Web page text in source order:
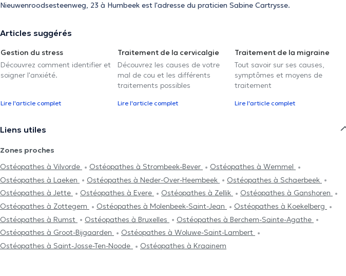
Nieuwenroodsesteenweg, 23 à Humbeek est l'adresse du praticien Sabine Cartrysse.
Articles suggérés
Gestion du stress
Découvrez comment identifier et
soigner l'anxiété.
Lire l'article complet
Traitement de la cervicalgie
Découvrez les causes de votre
mal de cou et les différents
traitements possibles
Lire l'article complet
Traitement de la migraine
Tout savoir sur ses causes,
symptômes et moyens de
traitement
Lire l'article complet
Liens utiles
Zones proches
Ostéopathes à Vilvorde
Ostéopathes à Strombeek-Bever
Ostéopathes à Wemmel
Ostéopathes à Laeken
Ostéopathes à Neder-Over-Heembeek
Ostéopathes à Schaerbeek
Ostéopathes à Jette
Ostéopathes à Evere Ostéopathes à Zellik
Ostéopathes à Ganshoren
Ostéopathes à Zottegem
Ostéopathes à Molenbeek-Saint-Jean
Ostéopathes à Koekelberg
Ostéopathes à Rumst
Ostéopathes à Bruxelles
Ostéopathes à Berchem-Sainte-Agathe
Ostéopathes à Groot-Bijgaarden
Ostéopathes à Woluwe-Saint-Lambert
Ostéopathes à Saint-Josse-Ten-Noode
Ostéopathes à Kraainem